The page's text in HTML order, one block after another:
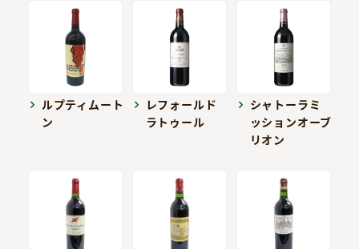
ルプティムート
ン
レフォールド
ラトゥール
シャトーラミ
ッションオーブ
リオン